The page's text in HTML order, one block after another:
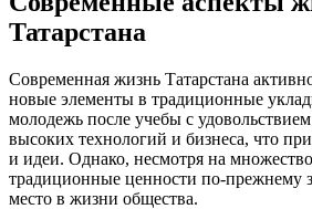
Татарстана
Современная жизнь Татарстана
новые элементы в традиционные
молодежь после учебы с
высоких технологий и бизнеса, что
и идеи. Однако, несмотря на
традиционные ценности по-прежнему
место в жизни общества.